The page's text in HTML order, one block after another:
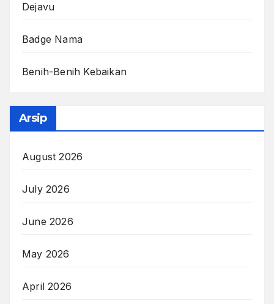
Dejavu
Badge Nama
Benih-Benih Kebaikan
Arsip
August 2026
July 2026
June 2026
May 2026
April 2026